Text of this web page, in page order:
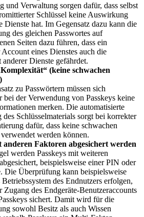
und Verwaltung sorgen dafür, dass selbst
Schlüssel keine Auswirkung
Dienste hat. Im Gegensatz dazu kann die
des gleichen Passwortes auf
Seiten dazu führen, dass ein
Account eines Dienstes auch die
anderer Dienste gefährdet.
(keine schwachen
zu Passwörtern müssen sich
bei der Verwendung von Passkeys keine
merken. Die automatisierte
des Schlüsselmaterials sorgt bei korrekter
dafür, dass keine schwachen
verwendet werden können.
anderen Faktoren abgesichert werden
werden Passkeys mit weiteren
beispielsweise einer PIN oder
Die Überprüfung kann beispielsweise
Betriebssystem des Endnutzers erfolgen,
Zugang des Endgeräte-Benutzeraccounts
sichert. Damit wird für die
sowohl Besitz als auch Wissen